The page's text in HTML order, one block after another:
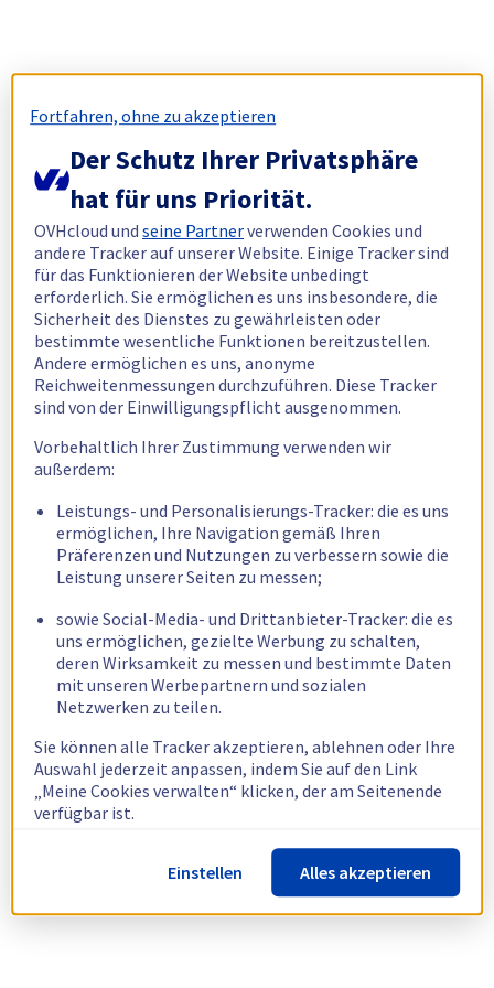
Fortfahren, ohne zu akzeptieren
Der Schutz Ihrer Privatsphäre
hat für uns Priorität.
OVHcloud undseine Partnerverwenden Cookies und
andere Tracker auf unserer Website. Einige Tracker sind
für das Funktionieren der Website unbedingt
erforderlich. Sie ermöglichen es uns insbesondere, die
Sicherheit des Dienstes zu gewährleisten oder
bestimmte wesentliche Funktionen bereitzustellen.
Andere ermöglichen es uns, anonyme
Reichweitenmessungen durchzuführen. Diese Tracker
sind von der Einwilligungspflicht ausgenommen.
Vorbehaltlich Ihrer Zustimmung verwenden wir
außerdem:
Leistungs- und Personalisierungs-Tracker: die es uns
ermöglichen, Ihre Navigation gemäß Ihren
Präferenzen und Nutzungen zu verbessern sowie die
Leistung unserer Seiten zu messen;
sowie Social-Media- und Drittanbieter-Tracker: die es
uns ermöglichen, gezielte Werbung zu schalten,
deren Wirksamkeit zu messen und bestimmte Daten
mit unseren Werbepartnern und sozialen
Netzwerken zu teilen.
Sie können alle Tracker akzeptieren, ablehnen oder Ihre
Auswahl jederzeit anpassen, indem Sie auf den Link
„Meine Cookies verwalten“ klicken, der am Seitenende
verfügbar ist.
Weitere Informationen finden Sie in unsererRichtlinie
zur Verwendung von Cookies.
Einstellen Alles akzeptieren